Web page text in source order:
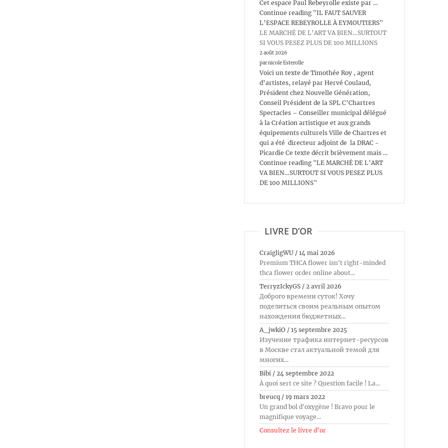
Cet espace Paul Rebeyrolle existe par …
Continue reading "IL FAUT SAUVER
L’ESPACE REBEYROLLE À EYMOUTIERS"
LE MARCHÉ DE L’ART VA BIEN…SURTOUT
SI VOUS PESEZ PLUS DE 100 MILLIONS
2 août 2026
par nicole Esterolle
Voici un texte de Timothée Roy , agent
d’artistes, relayé par Hervé Coulaud,
Président chez Nouvelle Génération,
Conseil Président de la SPL C’Chartres
Spectacles – Conseiller municipal délégué
à la Création artistique et aux grands
équipements culturels Ville de Chartres et
qui a été directeur adjoint de la DRAC -
Picardie Ce texte décrit brièvement mais …
Continue reading "LE MARCHÉ DE L’ART
VA BIEN…SURTOUT SI VOUS PESEZ PLUS
DE 100 MILLIONS"
LIVRE D’OR
CraigligWU / 14 mai 2026
Premium THCA flower isn't right-minded
thca flower order online about...
TerryzIckyGS / 2 avril 2026
Доброго времени суток! Хочу
поделиться своим реальным опытом
нахождения бюджетных...
A_jwkiO / 15 septembre 2025
Изучение трафика интернет-ресурсов
в Москве стал актуальной темой для
многих...
Bibi / 24 septembre 2022
À quoi sert ce site ? Question facile ! La...
breucq / 19 mars 2022
Un grand bol d'oxygène ! Bravo pour le
magnifique voyage...
Consultez le livre d’or